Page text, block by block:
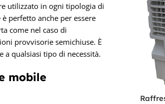
utilizzato in ogni tipologia di
perfetto anche per essere
come nel caso di
provvisorie semichiuse. È
a qualsiasi tipo di necessità.
mobile